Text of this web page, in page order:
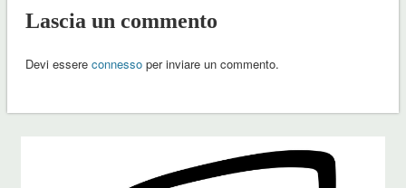
Lascia un commento
Devi essere connessoper inviare un commento.